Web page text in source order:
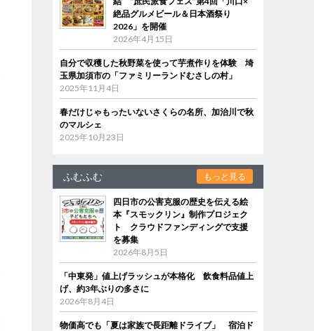
絶品グルメビール＆日本酒祭り
2026」を開催
2026年4月15日
自分で収穫した秋野菜を使って芋煮作りを体験 埼
玉県加須市の「ファミリーランドむさしの村」
2025年11月4日
春だけじゃもったいないさくらの名所、加治川で秋
のマルシェ
2025年10月23日
ふむふむ もっと見る
四日市の公害克服の歴史を伝える絵
本『スモックリン』制作プロジェク
ト クラウドファンディングで支援
を募集
2026年8月5日
「中東発」値上げラッシュが本格化 飲食料品値上
げ、約3年ぶりの多さに
2026年8月4日
物価高でも「夏は家族で長距離ドライブ」 宿泊ド